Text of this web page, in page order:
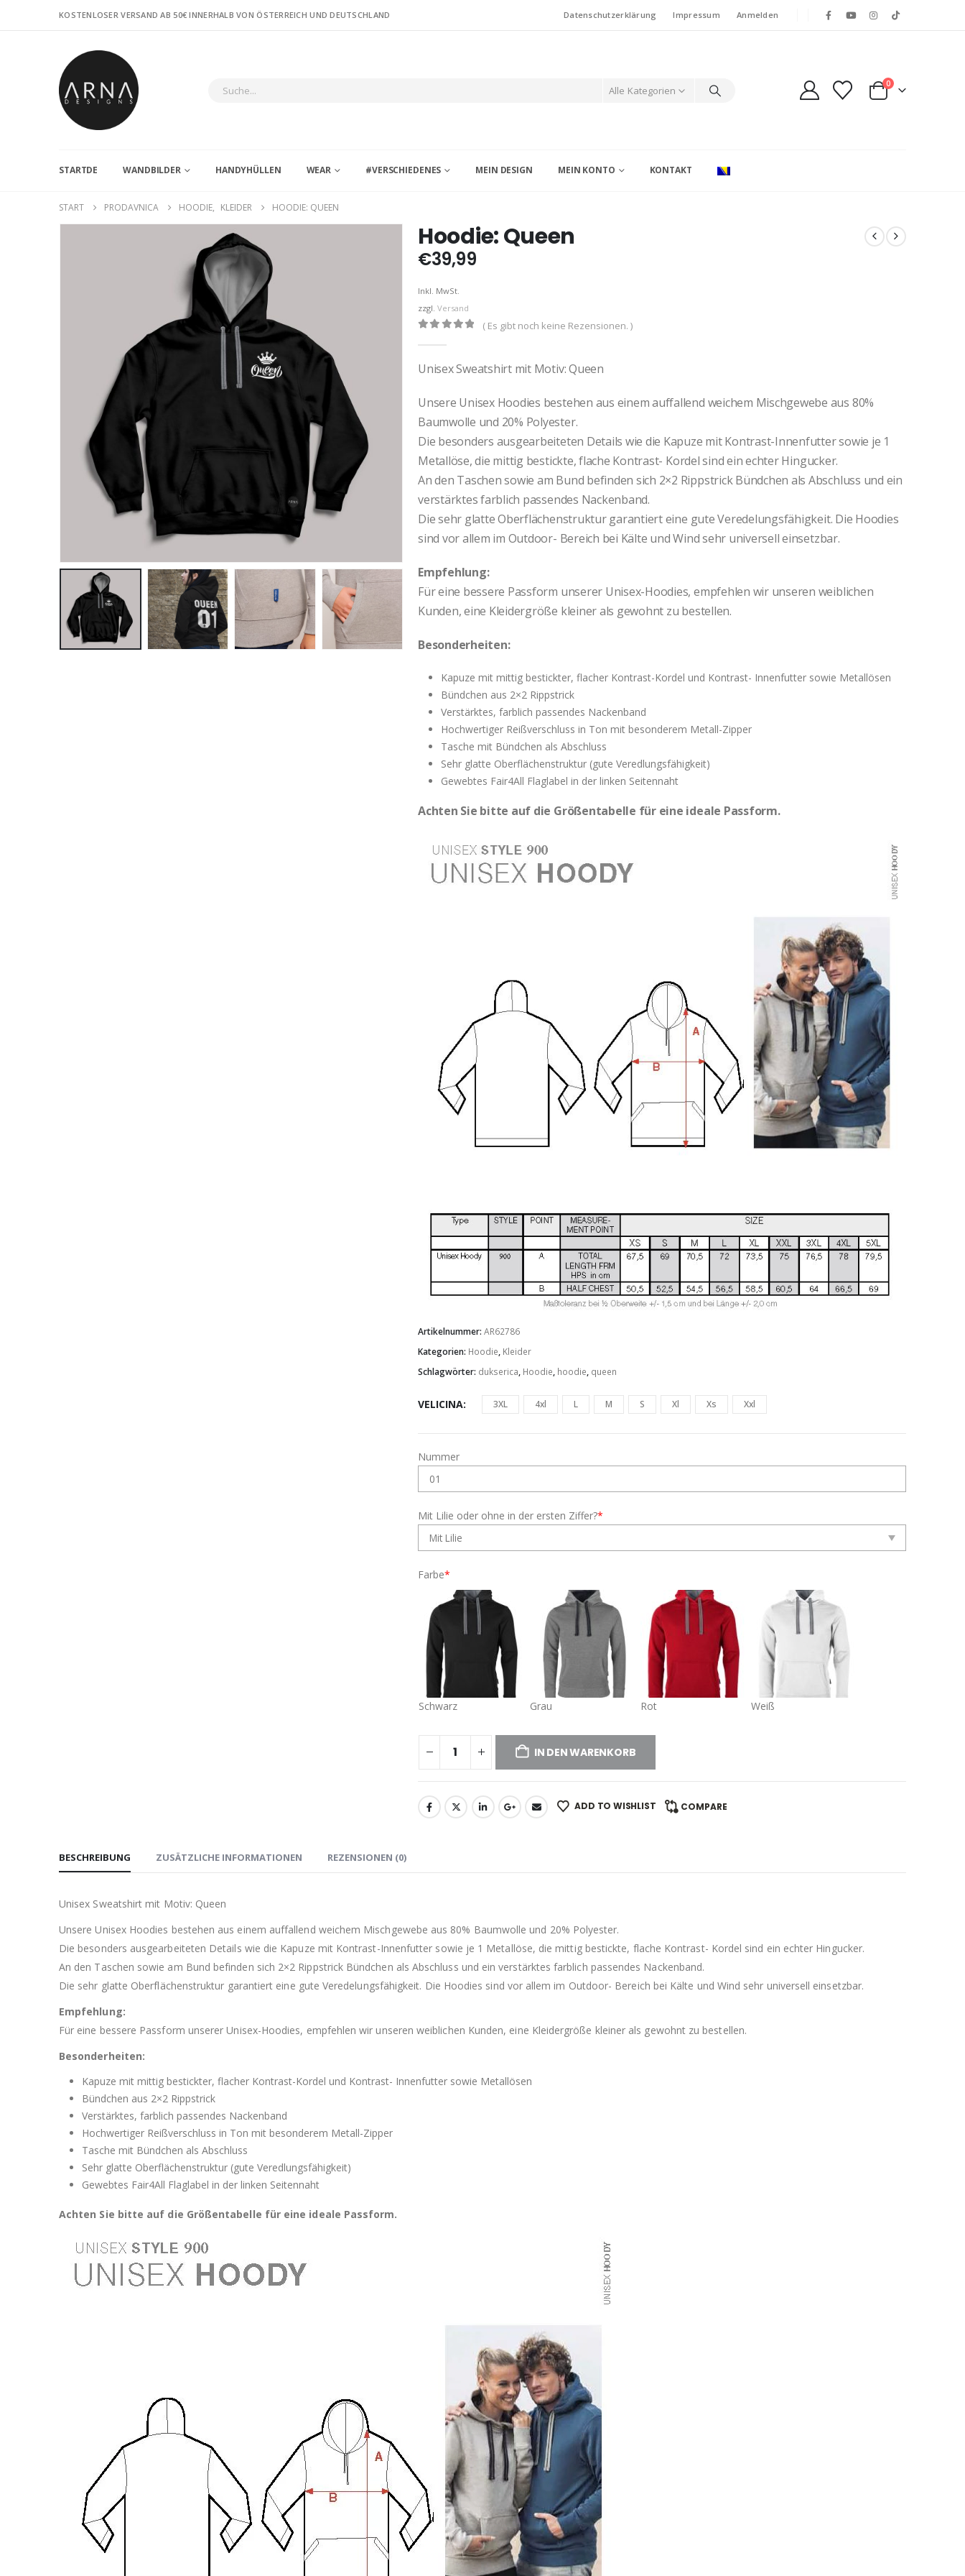
KOSTENLOSER VERSAND AB 50€ INNERHALB VON ÖSTERREICH UND DEUTSCHLAND Datenschutzerklärung Impressum Anmelden
Alle Kategorien
0
STARTDE WANDBILDER HANDYHÜLLEN WEAR #VERSCHIEDENES MEIN DESIGN MEIN KONTO KONTAKT
START PRODAVNICA HOODIE, KLEIDER HOODIE: QUEEN
Hoodie: Queen
€39,99
Inkl. MwSt.
zzgl. Versand
( Es gibt noch keine Rezensionen. )
Unisex Sweatshirt mit Motiv: Queen
Unsere Unisex Hoodies bestehen aus einem auffallend weichem Mischgewebe aus 80%
Baumwolle und 20% Polyester.
Die besonders ausgearbeiteten Details wie die Kapuze mit Kontrast-Innenfutter sowie je 1
Metallöse, die mittig bestickte, flache Kontrast- Kordel sind ein echter Hingucker.
An den Taschen sowie am Bund befinden sich 2×2 Rippstrick Bündchen als Abschluss und ein
verstärktes farblich passendes Nackenband.
Die sehr glatte Oberflächenstruktur garantiert eine gute Veredelungsfähigkeit. Die Hoodies
sind vor allem im Outdoor- Bereich bei Kälte und Wind sehr universell einsetzbar.
Empfehlung:
Für eine bessere Passform unserer Unisex-Hoodies, empfehlen wir unseren weiblichen
Kunden, eine Kleidergröße kleiner als gewohnt zu bestellen.
Besonderheiten:
Kapuze mit mittig bestickter, flacher Kontrast-Kordel und Kontrast- Innenfutter sowie Metallösen
Bündchen aus 2×2 Rippstrick
Verstärktes, farblich passendes Nackenband
Hochwertiger Reißverschluss in Ton mit besonderem Metall-Zipper
Tasche mit Bündchen als Abschluss
Sehr glatte Oberflächenstruktur (gute Veredlungsfähigkeit)
Gewebtes Fair4All Flaglabel in der linken Seitennaht
Achten Sie bitte auf die Größentabelle für eine ideale Passform.
Artikelnummer: AR62786
Kategorien: Hoodie, Kleider
Schlagwörter: dukserica, Hoodie, hoodie, queen
VELICINA 3XL 4xl L M S Xl Xs Xxl
Nummer
Mit Lilie oder ohne in der ersten Ziffer?*
Farbe*
Schwarz Grau Rot Weiß
IN DEN WARENKORB
ADD TO WISHLIST COMPARE
BESCHREIBUNG ZUSÄTZLICHE INFORMATIONEN REZENSIONEN (0)
Unisex Sweatshirt mit Motiv: Queen
Unsere Unisex Hoodies bestehen aus einem auffallend weichem Mischgewebe aus 80% Baumwolle und 20% Polyester.
Die besonders ausgearbeiteten Details wie die Kapuze mit Kontrast-Innenfutter sowie je 1 Metallöse, die mittig bestickte, flache Kontrast- Kordel sind ein echter Hingucker.
An den Taschen sowie am Bund befinden sich 2×2 Rippstrick Bündchen als Abschluss und ein verstärktes farblich passendes Nackenband.
Die sehr glatte Oberflächenstruktur garantiert eine gute Veredelungsfähigkeit. Die Hoodies sind vor allem im Outdoor- Bereich bei Kälte und Wind sehr universell einsetzbar.
Empfehlung:
Für eine bessere Passform unserer Unisex-Hoodies, empfehlen wir unseren weiblichen Kunden, eine Kleidergröße kleiner als gewohnt zu bestellen.
Besonderheiten:
Kapuze mit mittig bestickter, flacher Kontrast-Kordel und Kontrast- Innenfutter sowie Metallösen
Bündchen aus 2×2 Rippstrick
Verstärktes, farblich passendes Nackenband
Hochwertiger Reißverschluss in Ton mit besonderem Metall-Zipper
Tasche mit Bündchen als Abschluss
Sehr glatte Oberflächenstruktur (gute Veredlungsfähigkeit)
Gewebtes Fair4All Flaglabel in der linken Seitennaht
Achten Sie bitte auf die Größentabelle für eine ideale Passform.